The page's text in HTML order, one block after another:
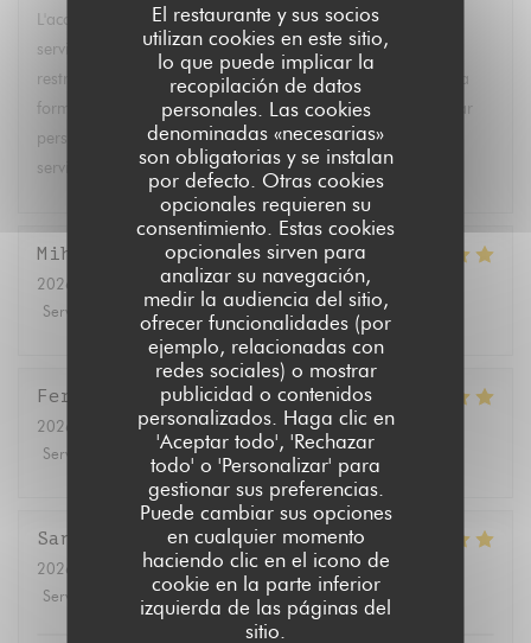
El restaurante y sus socios
utilizan cookies en este sitio,
lo que puede implicar la
recopilación de datos
personales. Las cookies
denominadas «necesarias»
son obligatorias y se instalan
por defecto. Otras cookies
opcionales requieren su
consentimiento. Estas cookies
opcionales sirven para
analizar su navegación,
medir la audiencia del sitio,
ofrecer funcionalidades (por
ejemplo, relacionadas con
redes sociales) o mostrar
publicidad o contenidos
personalizados. Haga clic en
'Aceptar todo', 'Rechazar
todo' o 'Personalizar' para
gestionar sus preferencias.
Puede cambiar sus opciones
en cualquier momento
haciendo clic en el icono de
cookie en la parte inferior
izquierda de las páginas del
sitio.
L'accueil était parfait, nous avons eu une grande table, le
service était rapide, et ils ont su s'adapter à toutes les
restrictions alimentaires ! Le seul bémol je trouve c'est que la
formule fixe que nous avons eue était un peu chère (24€ par
personne) par rapport à la quantité et la diversité des plats
servis. Mais c'était vraiment super bon !
Mihoko
2026-07-17
- 19:00 - Invitados 3
Servicio
Ambiente : 5 /5 Menú: 5/5 Calidad / Precio
Fernando
2026-07-11
- 12:30 - Invitados 2
Servicio
Ambiente: 5/5 Menú : 5/5 Calidad / Precio
Sandrine
2026-07-11
- 14:30 - Invitados 2
Servicio
Ambiente: 5/5 Menú: 5 /5 Calidad / Precio